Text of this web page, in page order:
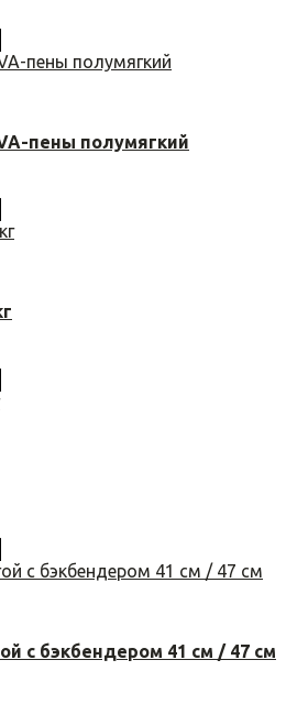
пены полумягкий
с бэкбендером 41 см / 47 см